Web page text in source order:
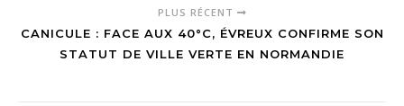
PLUS RÉCENT
CANICULE : FACE AUX 40°C, ÉVREUX CONFIRME SON
STATUT DE VILLE VERTE EN NORMANDIE